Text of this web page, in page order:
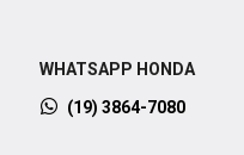
WHATSAPP HONDA
(19) 3864-7080